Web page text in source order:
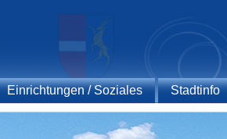
Einrichtungen / Soziales Stadtinfo